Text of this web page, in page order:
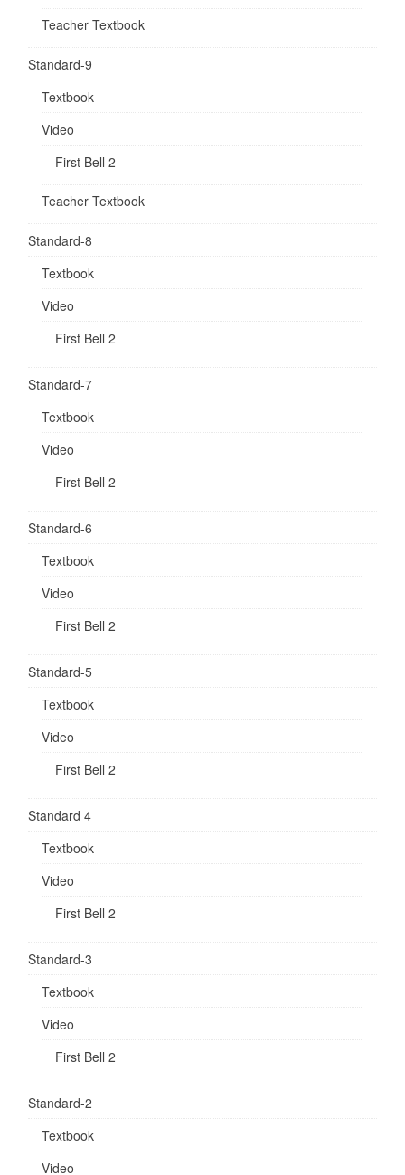
Teacher Textbook
Standard-9
Textbook
Video
First Bell 2
Teacher Textbook
Standard-8
Textbook
Video
First Bell 2
Standard-7
Textbook
Video
First Bell 2
Standard-6
Textbook
Video
First Bell 2
Standard-5
Textbook
Video
First Bell 2
Standard 4
Textbook
Video
First Bell 2
Standard-3
Textbook
Video
First Bell 2
Standard-2
Textbook
Video